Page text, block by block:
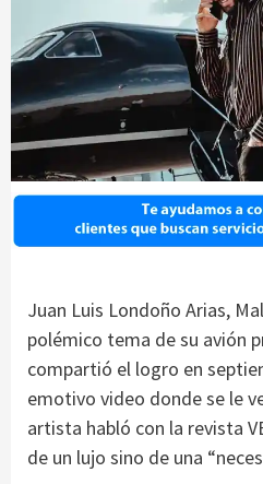
Juan Luis Londoño Arias,
polémico tema de su avión
compartió el logro en
emotivo video donde se le
artista habló con la revista
de un lujo sino de una